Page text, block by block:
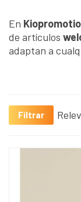
En
de artículos
adaptan a
Filtrar